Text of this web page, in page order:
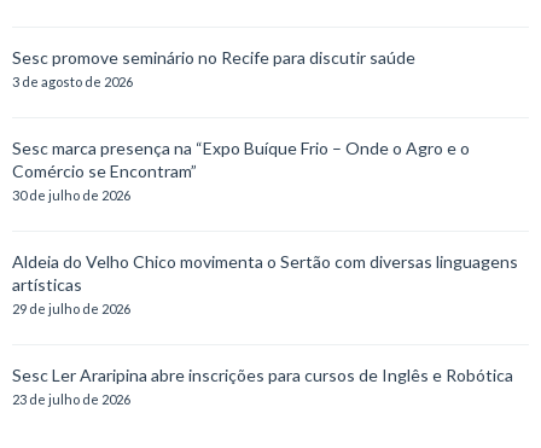
Sesc promove seminário no Recife para discutir saúde
3 de agosto de 2026
Sesc marca presença na “Expo Buíque Frio – Onde o Agro e o
Comércio se Encontram”
30 de julho de 2026
Aldeia do Velho Chico movimenta o Sertão com diversas linguagens
artísticas
29 de julho de 2026
Sesc Ler Araripina abre inscrições para cursos de Inglês e Robótica
23 de julho de 2026